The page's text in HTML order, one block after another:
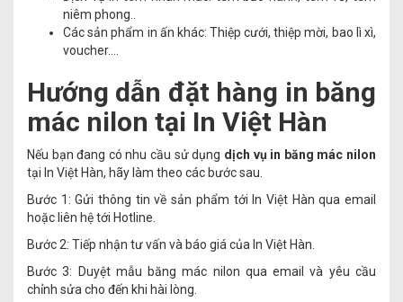
niêm phong..
Các sản phẩm in ấn khác: Thiệp cưới, thiệp mời, bao lì xì,
voucher….
Hướng dẫn đặt hàng in băng
mác nilon tại In Việt Hàn
Nếu bạn đang có nhu cầu sử dụng dịch vụ in băng mác nilon
tại In Việt Hàn, hãy làm theo các bước sau.
Bước 1: Gửi thông tin về sản phẩm tới In Việt Hàn qua email
hoặc liên hệ tới Hotline.
Bước 2: Tiếp nhận tư vấn và báo giá của In Việt Hàn.
Bước 3: Duyệt mẫu băng mác nilon qua email và yêu cầu
chỉnh sửa cho đến khi hài lòng.